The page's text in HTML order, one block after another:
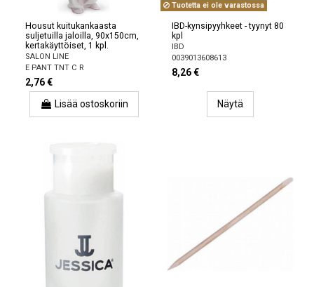
Housut kuitukankaasta
suljetuilla jaloilla, 90x150cm,
kertakäyttöiset, 1 kpl.
SALON LINE
E PANT TNT C R
2,76 €
Lisää ostoskoriin
Tuotetta ei ole varastossa
IBD-kynsipyyhkeet - tyynyt 80
kpl
IBD
0039013608613
8,26 €
Näytä